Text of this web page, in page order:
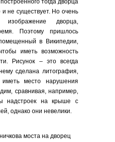
тогда дворца
не существует. Но очень
дворца,
Поэтому пришлось
в Википедии,
иметь возможность
Рисунок – это всегда
сделана литография,
место нарушения
сравнивая, например,
надстроек на крыше с
однако они невелики.
моста на дворец